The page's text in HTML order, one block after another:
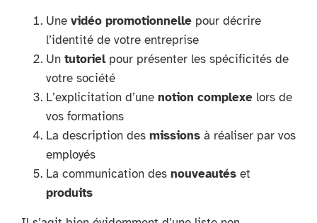
Une vidéo promotionnelle pour décrire
l’identité de votre entreprise
Un tutorielpour présenter les spécificités de
votre société
L’explicitation d’une notion complexe lors de
vos formations
La description des missions à réaliser par vos
employés
La communication des nouveautés et
produits